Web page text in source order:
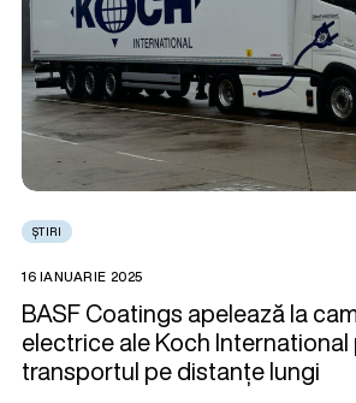
ȘTIRI
16 IANUARIE 2025
BASF Coatings apelează la
electrice ale Koch
transportul pe distanțe lungi